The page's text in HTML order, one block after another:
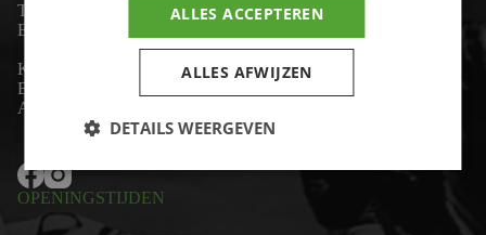
Telefoon:
+31 (0)76 - 54 11 888
Email:
K.v.K: 80530338
B.T.W-nummer: NL861703947B01
Algemene voorwaarden
OPENINGSTIJDEN
ALLES ACCEPTEREN
ALLES AFWIJZEN
DETAILS WEERGEVEN